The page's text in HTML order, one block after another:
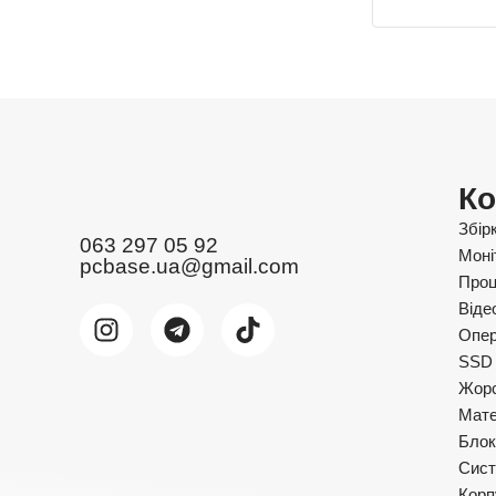
063 297 05 92
pcbase.ua@gmail.com
SSD